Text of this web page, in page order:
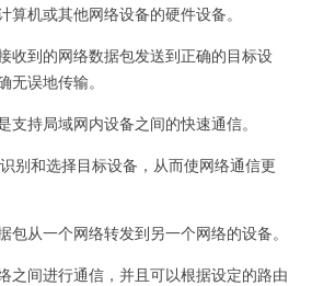
机或其他网络设备的硬件设备。
到的网络数据包发送到正确的目标设
误地传输。
持局域网内设备之间的快速通信。
和选择目标设备，从而使网络通信更
从一个网络转发到另一个网络的设备。
间进行通信，并且可以根据设定的路由